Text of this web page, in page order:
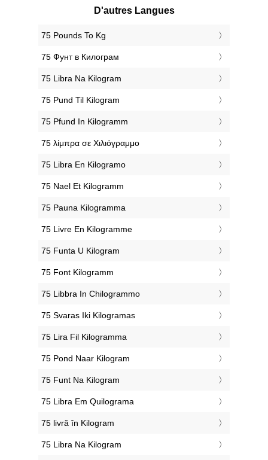
D'autres Langues
‎75 Pounds To Kg
‎75 Фунт в Килограм
‎75 Libra Na Kilogram
‎75 Pund Til Kilogram
‎75 Pfund In Kilogramm
‎75 λίμπρα σε Χιλιόγραμμο
‎75 Libra En Kilogramo
‎75 Nael Et Kilogramm
‎75 Pauna Kilogramma
‎75 Livre En Kilogramme
‎75 Funta U Kilogram
‎75 Font Kilogramm
‎75 Libbra In Chilogrammo
‎75 Svaras Iki Kilogramas
‎75 Lira Fil Kilogramma
‎75 Pond Naar Kilogram
‎75 Funt Na Kilogram
‎75 Libra Em Quilograma
‎75 livră în Kilogram
‎75 Libra Na Kilogram